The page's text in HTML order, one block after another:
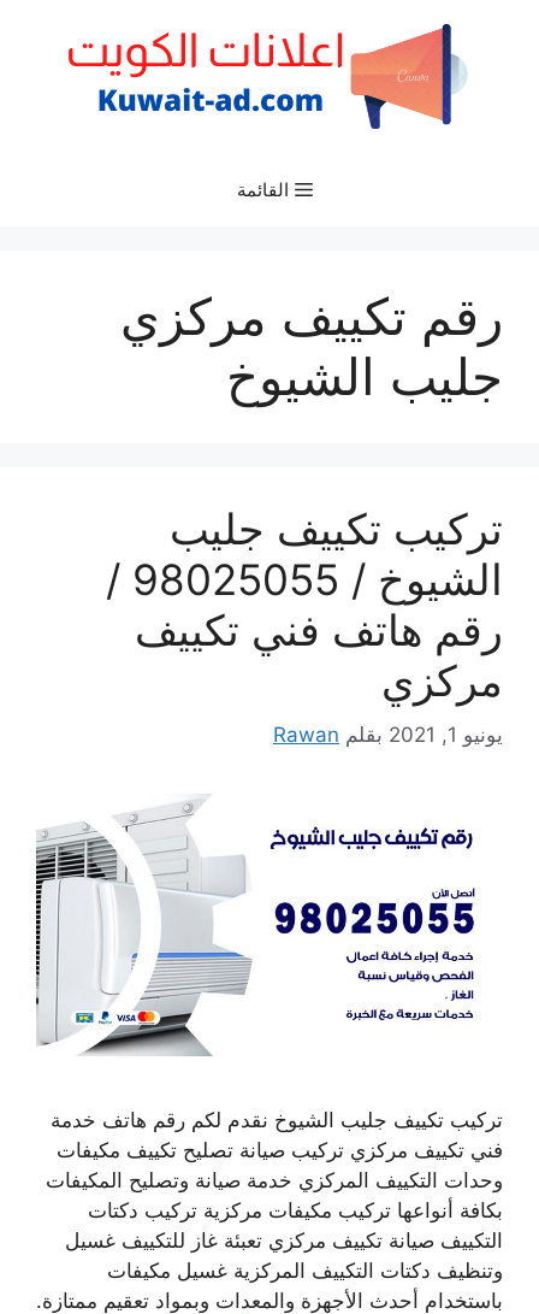
القائمة
رقم تكييف مركزي
جليب الشيوخ
تركيب تكييف جليب
الشيوخ / 98025055 /
رقم هاتف فني تكييف
مركزي
يونيو 1, 2021 بقلم Rawan
تركيب تكييف جليب الشيوخ نقدم لكم رقم هاتف خدمة
فني تكييف مركزي تركيب صيانة تصليح تكييف مكيفات
وحدات التكييف المركزي خدمة صيانة وتصليح المكيفات
بكافة أنواعها تركيب مكيفات مركزية تركيب دكتات
التكييف صيانة تكييف مركزي تعبئة غاز للتكييف غسيل
وتنظيف دكتات التكييف المركزية غسيل مكيفات
باستخدام أحدث الأجهزة والمعدات وبمواد تعقيم ممتازة.